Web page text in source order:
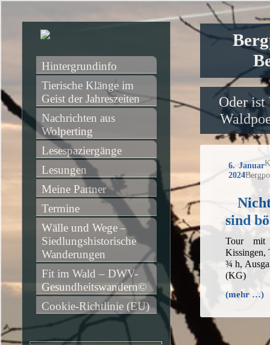
Oder ist
6. Januar
2024
sind
Tour mit
Kissingen,
¾ h,
(KG)
(mehr …)
Hintergrundinfo
Tierische Klänge im
Geist der Jahreszeiten
Nachrichten aus
Wolperting
Lesespaziergänge
Lesungen
Meine Partner
Termine
Wälle und Wege –
Siedlungshistorische
Wanderungen
Fit im Wald – DWV-
Gesundheitswandern©
Cookie-Richtlinie (EU)